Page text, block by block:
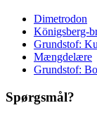
Dimetrodon
Königsberg-
Grundstof:
Mængdelære
Grundstof:
Spørgsmål?